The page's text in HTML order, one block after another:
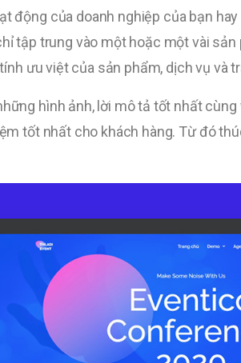
động của doanh nghiệp của bạn
tập trung vào một hoặc một vài
ưu việt của sản phẩm, dịch vụ và
hình ảnh, lời mô tả tốt nhất
tốt nhất cho khách hàng. Từ đó